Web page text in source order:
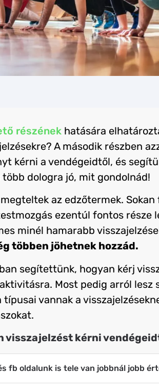
részének hatására
A második részben
kérni a vendégeidtől, és
dologra jó, mit gondolnád!
az edzőtermek.
ezentúl fontos része
minél hamarabb
többen jöhetnek hozzád.
segítettünk, hogyan kérj
Most pedig arról lesz
vannak a
visszajelzést kérni
fb oldalunk is tele van jobbnál jobb